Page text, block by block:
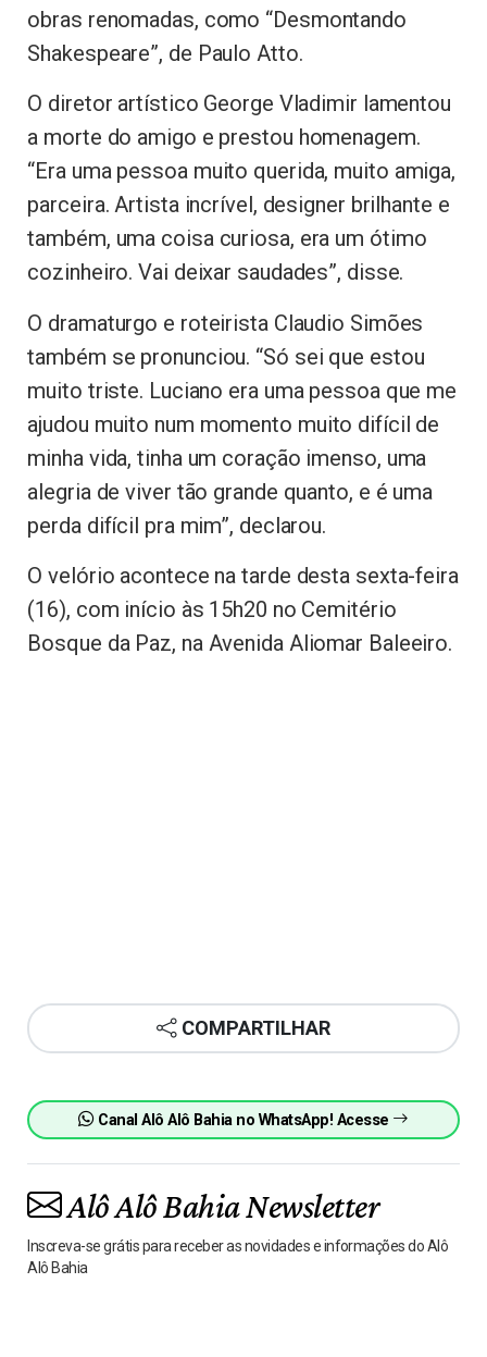
obras renomadas, como “Desmontando
Shakespeare”, de Paulo Atto.
O diretor artístico George Vladimir lamentou
a morte do amigo e prestou homenagem.
“Era uma pessoa muito querida, muito amiga,
parceira. Artista incrível, designer brilhante e
também, uma coisa curiosa, era um ótimo
cozinheiro. Vai deixar saudades”, disse.
O dramaturgo e roteirista Claudio Simões
também se pronunciou. “Só sei que estou
muito triste. Luciano era uma pessoa que me
ajudou muito num momento muito difícil de
minha vida, tinha um coração imenso, uma
alegria de viver tão grande quanto, e é uma
perda difícil pra mim”, declarou.
O velório acontece na tarde desta sexta-feira
(16), com início às 15h20 no Cemitério
Bosque da Paz, na Avenida Aliomar Baleeiro.
COMPARTILHAR
Canal Alô Alô Bahia no WhatsApp! Acesse
Alô Alô Bahia Newsletter
Inscreva-se grátis para receber as novidades e informações do Alô
Alô Bahia